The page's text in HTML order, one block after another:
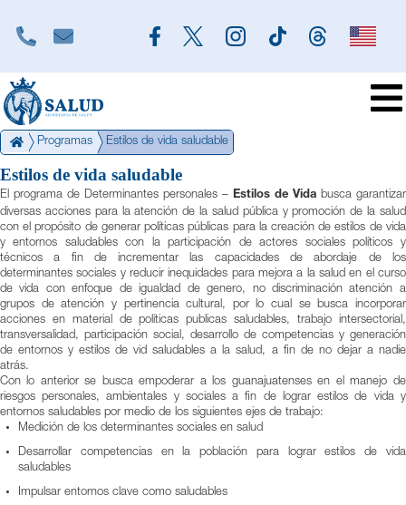
CONÓCENOS
PROGRAMAS
TRÁMITES Y SERVICIOS
TRANSPARENCIA
UNIDADES DE APOYO
Programas Estilos de vida saludable
Estilos de vida saludable
El programa de Determinantes personales – Estilos de Vidabusca garantizar
diversas acciones para la atención de la salud pública y promoción de la salud
con el propósito de generar políticas públicas para la creación de estilos de vida
y entornos saludables con la participación de actores sociales políticos y
técnicos a fin de incrementar las capacidades de abordaje de los
determinantes sociales y reducir inequidades para mejora a la salud en el curso
de vida con enfoque de igualdad de genero, no discriminación atención a
grupos de atención y pertinencia cultural, por lo cual se busca incorporar
acciones en material de políticas publicas saludables, trabajo intersectorial,
transversalidad, participación social, desarrollo de competencias y generación
de entornos y estilos de vid saludables a la salud, a fin de no dejar a nadie
atrás.
Con lo anterior se busca empoderar a los guanajuatenses en el manejo de
riesgos personales, ambientales y sociales a fin de lograr estilos de vida y
entornos saludables por medio de los siguientes ejes de trabajo:
Medición de los determinantes sociales en salud
Desarrollar competencias en la población para lograr estilos de vida
saludables
Impulsar entornos clave como saludables